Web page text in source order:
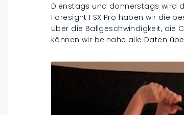
Dienstags und donnerstags wird
Foresight FSX Pro haben wir die
über die Ballgeschwindigkeit, die
können wir beinahe alle Daten